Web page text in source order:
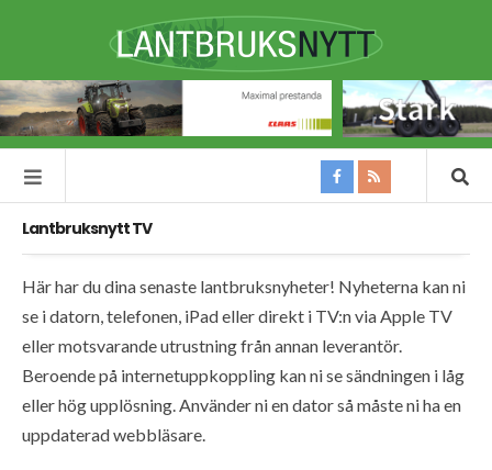
Lantbruksnytt TV
Här har du dina senaste lantbruksnyheter! Nyheterna kan ni
se i datorn, telefonen, iPad eller direkt i TV:n via Apple TV
eller motsvarande utrustning från annan leverantör.
Beroende på internetuppkoppling kan ni se sändningen i låg
eller hög upplösning. Använder ni en dator så måste ni ha en
uppdaterad webbläsare.